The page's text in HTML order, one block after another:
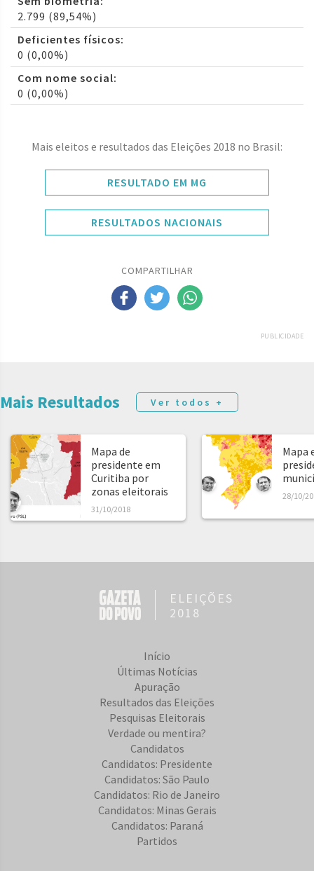
2.799 (89,54%)
Deficientes físicos:
0 (0,00%)
Com nome social:
0 (0,00%)
Mais eleitos e resultados das Eleições 2018 no Brasil:
RESULTADO EM MG
RESULTADOS NACIONAIS
COMPARTILHAR
PUBLICIDADE
Mais Resultados Ver todos +
Mapa de
presidente em
Curitiba por
zonas eleitorais
31/10/2018
Mapa
28/10/
ELEIÇÕES
2018
Início
Últimas Notícias
Apuração
Resultados das Eleições
Pesquisas Eleitorais
Verdade ou mentira?
Candidatos
Candidatos: Presidente
Candidatos: São Paulo
Candidatos: Rio de Janeiro
Candidatos: Minas Gerais
Candidatos: Paraná
Partidos